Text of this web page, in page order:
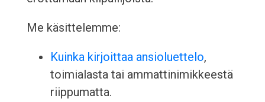
Me käsittelemme:
Kuinka kirjoittaa ansioluettelo,
toimialasta tai ammattinimikkeestä
riippumatta.